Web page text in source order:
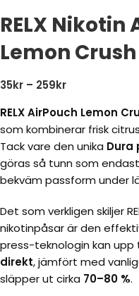
RELX Nikotin
Lemon
35kr – 259kr
RELX AirPouch Lemon
som kombinerar frisk
Tack vare den unika Dura
göras så tunn som endast
bekväm passform under
Det som verkligen skiljer
nikotinpåsar är den
press-teknologin kan upp
direkt, jämfört med
släpper ut cirka 70–80 %.